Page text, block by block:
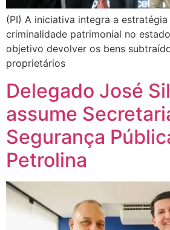
(PI) A iniciativa integra a
criminalidade patrimonial no
objetivo devolver os bens
proprietários
Delegado José
assume
Segurança
Petrolina